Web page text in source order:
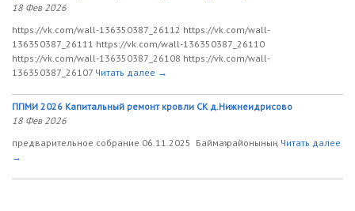
18 Фев 2026
https://vk.com/wall-136350387_26112 https://vk.com/wall-
136350387_26111 https://vk.com/wall-136350387_26110
https://vk.com/wall-136350387_26108 https://vk.com/wall-
136350387_26107 Читать далее →
ППМИ 2026 Капитальный ремонт кровли СК д.Нижнеидрисово
18 Фев 2026
предварительное собрание 06.11.2025 Баймаҡ районының Читать далее
→